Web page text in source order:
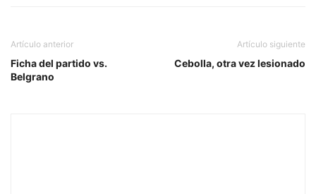
Artículo anterior
Ficha del partido vs.
Belgrano
Artículo siguiente
Cebolla, otra vez lesionado